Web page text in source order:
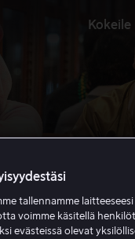
Kokeile
tallennamme
voimme käsitellä
evästeissä olevat